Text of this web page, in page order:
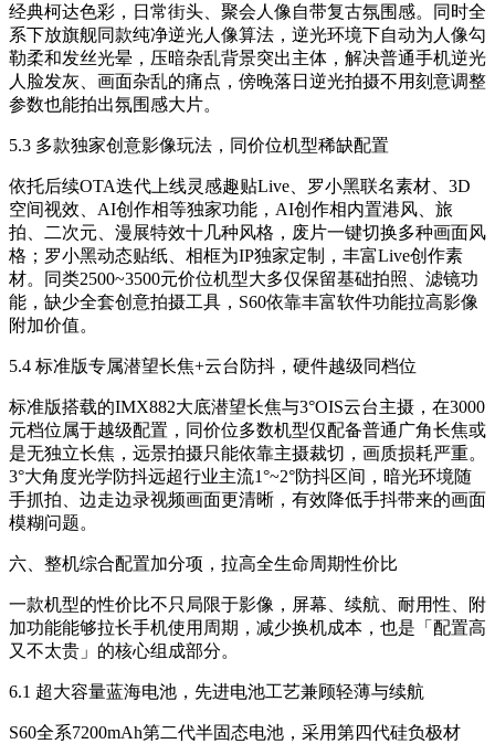
经典柯达色彩，日常街头、聚会人像自带复古氛围感。同时全
系下放旗舰同款纯净逆光人像算法，逆光环境下自动为人像勾
勒柔和发丝光晕，压暗杂乱背景突出主体，解决普通手机逆光
人脸发灰、画面杂乱的痛点，傍晚落日逆光拍摄不用刻意调整
参数也能拍出氛围感大片。
5.3 多款独家创意影像玩法，同价位机型稀缺配置
依托后续OTA迭代上线灵感趣贴Live、罗小黑联名素材、3D
空间视效、AI创作相等独家功能，AI创作相内置港风、旅
拍、二次元、漫展特效十几种风格，废片一键切换多种画面风
格；罗小黑动态贴纸、相框为IP独家定制，丰富Live创作素
材。同类2500~3500元价位机型大多仅保留基础拍照、滤镜功
能，缺少全套创意拍摄工具，S60依靠丰富软件功能拉高影像
附加价值。
5.4 标准版专属潜望长焦+云台防抖，硬件越级同档位
标准版搭载的IMX882大底潜望长焦与3°OIS云台主摄，在3000
元档位属于越级配置，同价位多数机型仅配备普通广角长焦或
是无独立长焦，远景拍摄只能依靠主摄裁切，画质损耗严重。
3°大角度光学防抖远超行业主流1°~2°防抖区间，暗光环境随
手抓拍、边走边录视频画面更清晰，有效降低手抖带来的画面
模糊问题。
六、整机综合配置加分项，拉高全生命周期性价比
一款机型的性价比不只局限于影像，屏幕、续航、耐用性、附
加功能能够拉长手机使用周期，减少换机成本，也是「配置高
又不太贵」的核心组成部分。
6.1 超大容量蓝海电池，先进电池工艺兼顾轻薄与续航
S60全系7200mAh第二代半固态电池，采用第四代硅负极材